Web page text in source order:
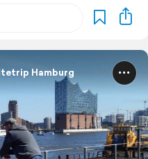
Hamburg